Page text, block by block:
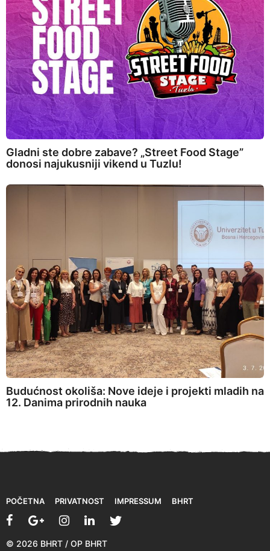
Gladni ste dobre zabave? „Street Food Stage”
donosi najukusniji vikend u Tuzlu!
Budućnost okoliša: Nove ideje i projekti mladih na
12. Danima prirodnih nauka
POČETNA PRIVATNOST IMPRESSUM BHRT
© 2026 BHRT / OP BHRT